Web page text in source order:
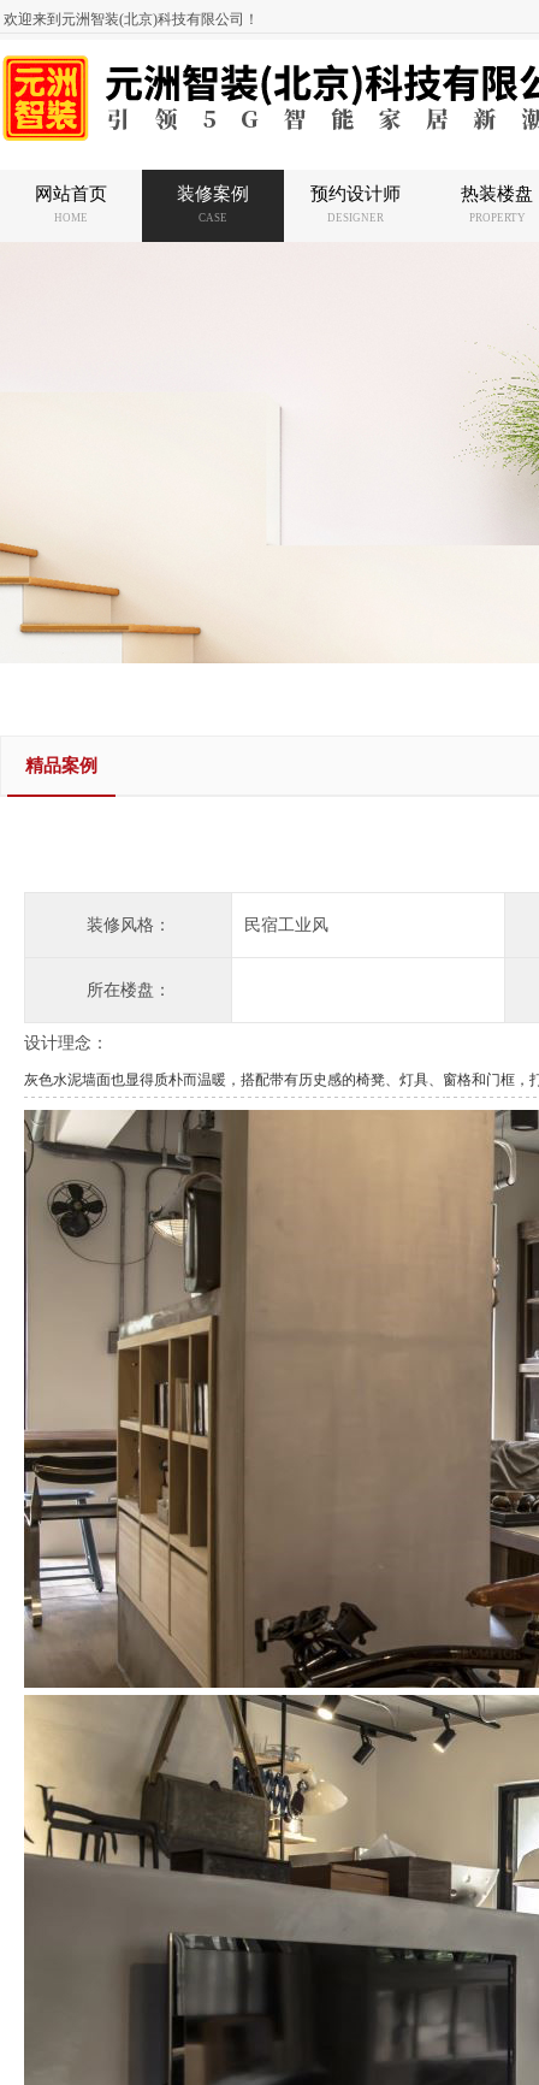
欢迎来到元洲智装(北京)科技有限公司！
网站首页
HOME
装修案例
CASE
预约设计师
DESIGNER
热装楼盘
PROPERTY
精品案例
装修风格： 民宿工业风
所在楼盘：
设计理念：
灰色水泥墙面也显得质朴而温暖，搭配带有历史感的椅凳、灯具、窗格和门框